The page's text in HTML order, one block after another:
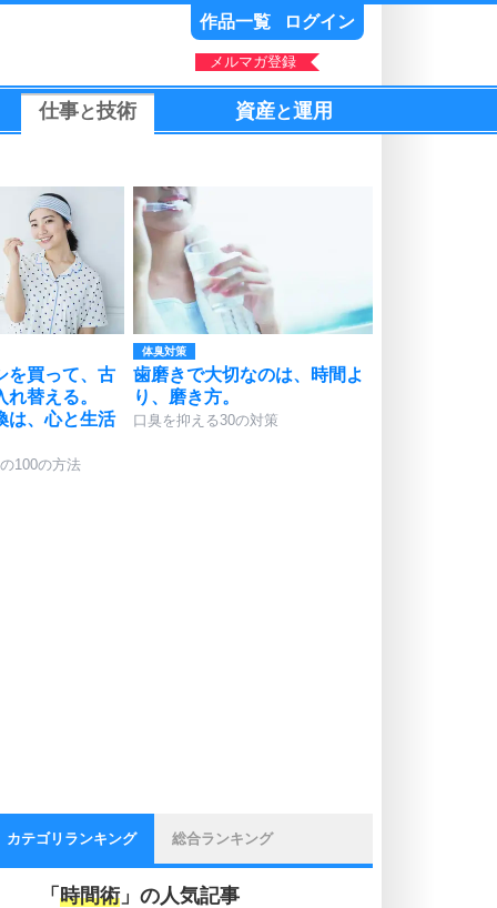
作品一覧 ログイン
メルマガ登録
仕事と技術 資産と運用
を買って、古
替える。
は、心と生活
100の方法
体臭対策
歯磨きで大切なのは、時間よ
り、磨き方。
口臭を抑える30の対策
カテゴリランキング 総合ランキング
「 時間術」の人気記事